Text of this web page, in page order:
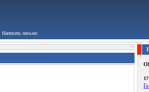
Написать письмо